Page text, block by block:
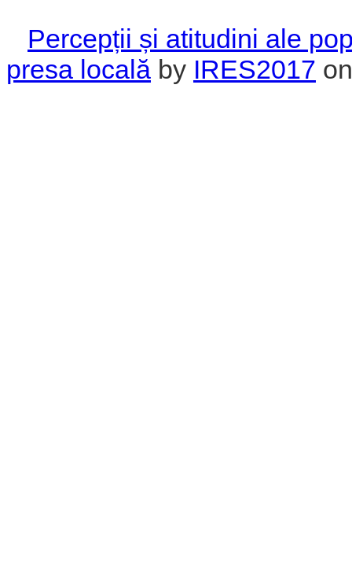
Percepții și atitudini ale
presa locală by IRES2017